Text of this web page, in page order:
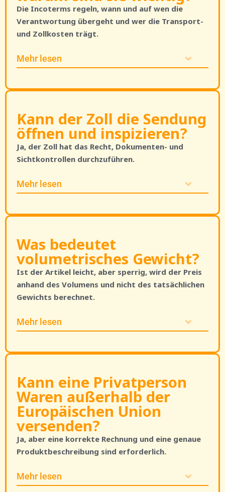
Die Incoterms regeln, wann und auf wen die
Verantwortung übergeht und wer die Transport-
und Zollkosten trägt.
Mehr lesen
Kann der Zoll die Sendung
öffnen und inspizieren?
Ja, der Zoll hat das Recht, Dokumenten- und
Sichtkontrollen durchzuführen.
Mehr lesen
Was bedeutet
volumetrisches Gewicht?
Ist der Artikel leicht, aber sperrig, wird der Preis
anhand des Volumens und nicht des tatsächlichen
Gewichts berechnet.
Mehr lesen
Kann eine Privatperson
Waren außerhalb der
Europäischen Union
versenden?
Ja, aber eine korrekte Rechnung und eine genaue
Produktbeschreibung sind erforderlich.
Mehr lesen